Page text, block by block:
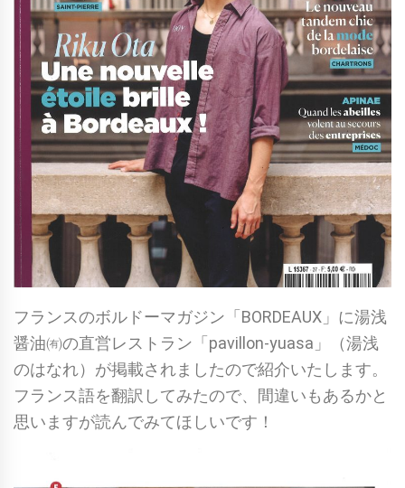
フランスのボルドーマガジン「BORDEAUX」に湯浅
醤油㈲の直営レストラン「pavillon-yuasa」（湯浅
のはなれ）が掲載されましたので紹介いたします。
フランス語を翻訳してみたので、間違いもあるかと
思いますが読んでみてほしいです！